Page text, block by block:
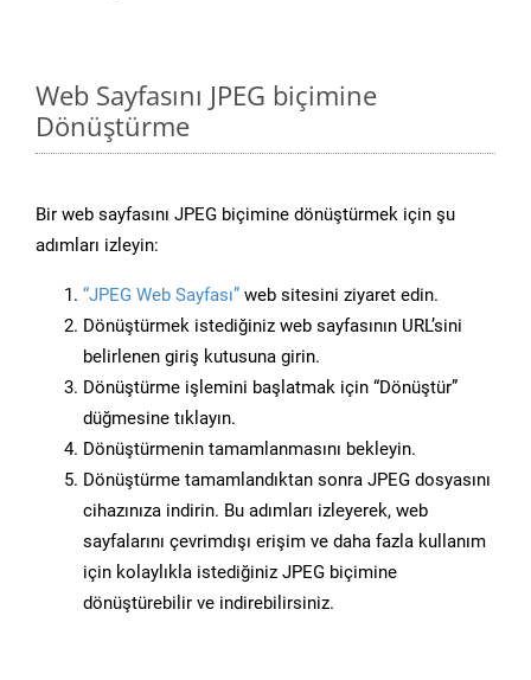
Web Sayfasını JPEG biçimine
Dönüştürme
Bir web sayfasını JPEG biçimine dönüştürmek için şu
adımları izleyin:
“JPEG Web Sayfası” web sitesini ziyaret edin.
Dönüştürmek istediğiniz web sayfasının URL’sini
belirlenen giriş kutusuna girin.
Dönüştürme işlemini başlatmak için “Dönüştür”
düğmesine tıklayın.
Dönüştürmenin tamamlanmasını bekleyin.
Dönüştürme tamamlandıktan sonra JPEG dosyasını
cihazınıza indirin. Bu adımları izleyerek, web
sayfalarını çevrimdışı erişim ve daha fazla kullanım
için kolaylıkla istediğiniz JPEG biçimine
dönüştürebilir ve indirebilirsiniz.